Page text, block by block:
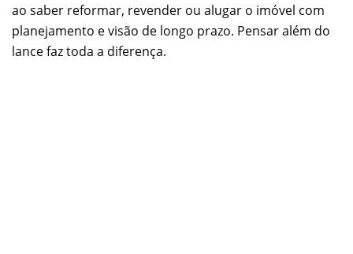
ao saber reformar, revender ou alugar o imóvel com
planejamento e visão de longo prazo. Pensar além do
lance faz toda a diferença.